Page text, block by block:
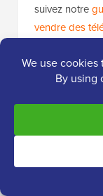
suivez notre
vendre des
Ensuite,
Ici, vous
disponibles à